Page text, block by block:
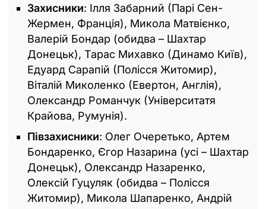
Захисники: Ілля Забарний (Парі Сен-
Жермен, Франція), Микола Матвієнко,
Валерій Бондар (обидва – Шахтар
Донецьк), Тарас Михавко (Динамо Київ),
Едуард Сарапій (Полісся Житомир),
Віталій Миколенко (Евертон, Англія),
Олександр Романчук (Університатя
Крайова, Румунія).
Півзахисники: Олег Очеретько, Артем
Бондаренко, Єгор Назарина (усі – Шахтар
Донецьк), Олександр Назаренко,
Олексій Гуцуляк (обидва – Полісся
Житомир), Микола Шапаренко, Андрій